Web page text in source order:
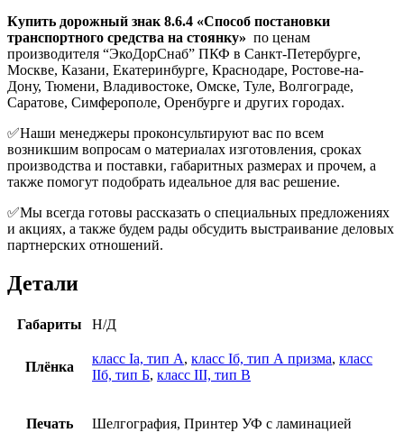
Купить дорожный знак 8.6.4 «Способ постановки
транспортного средства на стоянку» по ценам
производителя “ЭкоДорСнаб” ПКФ в Санкт-Петербурге,
Москве, Казани, Екатеринбурге, Краснодаре, Ростове-на-
Дону, Тюмени, Владивостоке, Омске, Туле, Волгограде,
Саратове, Симферополе, Оренбурге и других городах.
✅Наши менеджеры проконсультируют вас по всем
возникшим вопросам о материалах изготовления, сроках
производства и поставки, габаритных размерах и прочем, а
также помогут подобрать идеальное для вас решение.
✅Мы всегда готовы рассказать о специальных предложениях
и акциях, а также будем рады обсудить выстраивание деловых
партнерских отношений.
Детали
Габариты Н/Д
Плёнка
класс Iа, тип А, класс Iб, тип А призма, класс
IIб, тип Б, класс III, тип В
Печать Шелгография, Принтер УФ с ламинацией